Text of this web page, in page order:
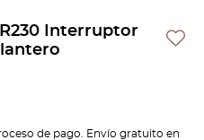
R230 Interruptor
de pago. Envío gratuito en